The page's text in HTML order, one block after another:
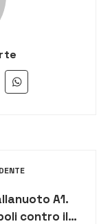
A1.
contro il